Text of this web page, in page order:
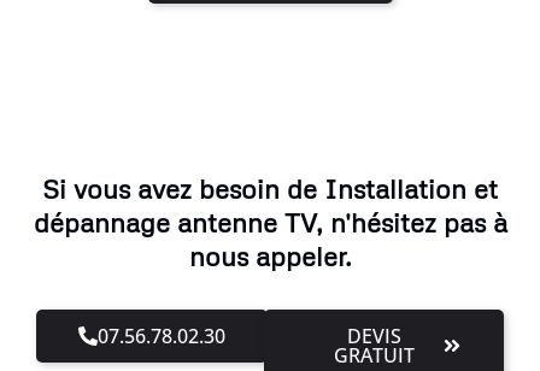
Si vous avez besoin de Installation et
dépannage antenne TV, n'hésitez pas à
nous appeler.
07.56.78.02.30 DEVIS
GRATUIT